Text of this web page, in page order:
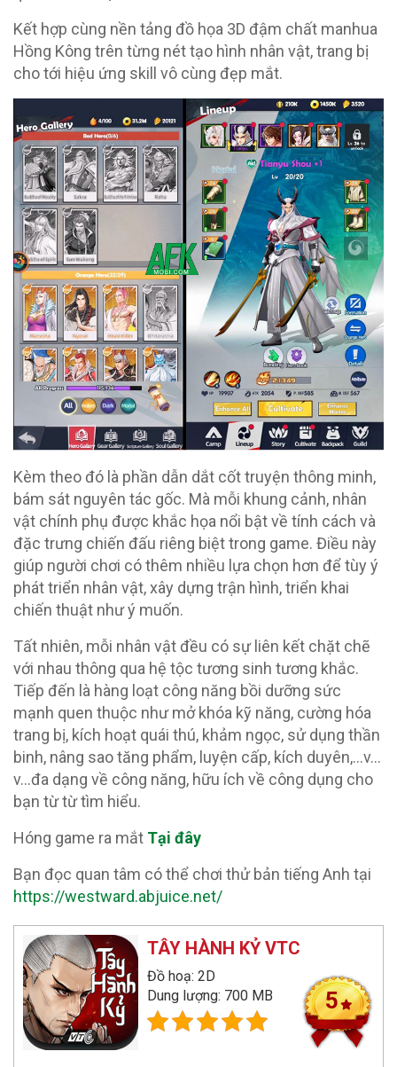
Kết hợp cùng nền tảng đồ họa 3D đậm chất manhua
Hồng Kông trên từng nét tạo hình nhân vật, trang bị
cho tới hiệu ứng skill vô cùng đẹp mắt.
Kèm theo đó là phần dẫn dắt cốt truyện thông minh,
bám sát nguyên tác gốc. Mà mỗi khung cảnh, nhân
vật chính phụ được khắc họa nổi bật về tính cách và
đặc trưng chiến đấu riêng biệt trong game. Điều này
giúp người chơi có thêm nhiều lựa chọn hơn để tùy ý
phát triển nhân vật, xây dựng trận hình, triển khai
chiến thuật như ý muốn.
Tất nhiên, mỗi nhân vật đều có sự liên kết chặt chẽ
với nhau thông qua hệ tộc tương sinh tương khắc.
Tiếp đến là hàng loạt công năng bồi dưỡng sức
mạnh quen thuộc như mở khóa kỹ năng, cường hóa
trang bị, kích hoạt quái thú, khảm ngọc, sử dụng thần
binh, nâng sao tăng phẩm, luyện cấp, kích duyên,…v…
v…đa dạng về công năng, hữu ích về công dụng cho
bạn từ từ tìm hiểu.
Hóng game ra mắt Tại đây
Bạn đọc quan tâm có thể chơi thử bản tiếng Anh tại
https://westward.abjuice.net/
TÂY HÀNH KỶ VTC
Đồ hoạ: 2D
Dung lượng: 700 MB
5